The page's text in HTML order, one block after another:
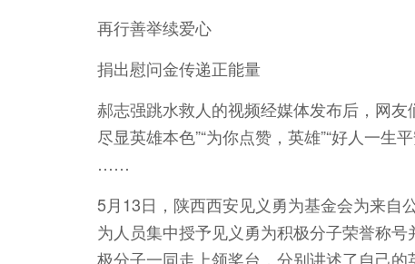
再行善举续爱心
捐出慰问金传递正能量
郝志强跳水救人的视频经媒体发布后，网友
尽显英雄本色”“为你点赞，英雄”“好人一生
……
5月13日，陕西西安见义勇为基金会为来自
为人员集中授予见义勇为积极分子荣誉称
极分子一同走上领奖台，分别讲述了自己的